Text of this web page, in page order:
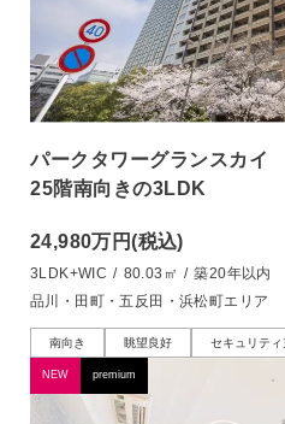
パークタワーグランスカイ
25階南向きの3LDK
24,980万円(税込)
3LDK+WIC / 80.03㎡ / 築20年以内
品川・田町・五反田・浜松町エリア
南向き 眺望良好 セキュリティ
NEW premium